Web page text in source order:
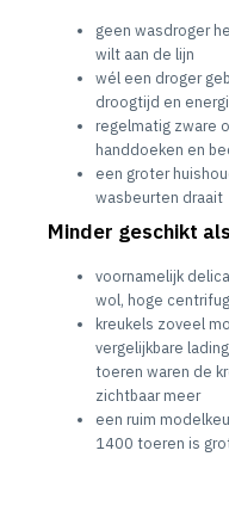
geen wasdroger
wilt aan de lijn
wél een droger
droogtijd en
regelmatig zware
handdoeken en
een groter
wasbeurten draait
Minder geschikt
voornamelijk
wol, hoge
kreukels zoveel
vergelijkbare
toeren waren de
zichtbaar meer
een ruim
1400 toeren is